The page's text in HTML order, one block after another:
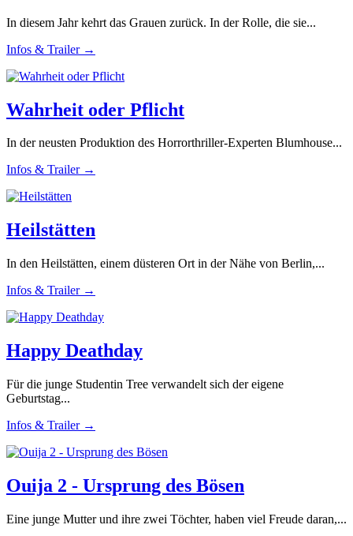
In diesem Jahr kehrt das Grauen zurück. In der Rolle, die sie...
Infos & Trailer →
Wahrheit oder Pflicht
In der neusten Produktion des Horrorthriller-Experten Blumhouse...
Infos & Trailer →
Heilstätten
In den Heilstätten, einem düsteren Ort in der Nähe von Berlin,...
Infos & Trailer →
Happy Deathday
Für die junge Studentin Tree verwandelt sich der eigene
Geburtstag...
Infos & Trailer →
Ouija 2 - Ursprung des Bösen
Eine junge Mutter und ihre zwei Töchter, haben viel Freude daran,...